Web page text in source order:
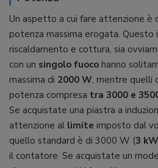
Un aspetto a cui fare attenzione è
potenza massima erogata.
riscaldamento e cottura, sia
con un singolo fuoco hanno
massima di 2000 W, mentre quelli
potenza compresa tra 3000 e
Se acquistate una piastra a
attenzione al limite imposto dal
quello standard è di 3000 W (3 kW
il contatore. Se acquistate un